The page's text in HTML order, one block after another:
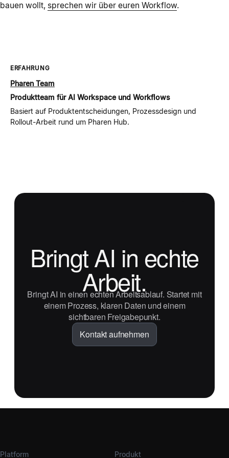
bauen wollt, sprechen wir über euren Workflow.
ERFAHRUNG
Pharen Team
Produktteam für AI Workspace und Workflows
Basiert auf Produktentscheidungen, Prozessdesign und
Rollout-Arbeit rund um Pharen Hub.
Bringt AI in echte
Arbeit.
Bringt AI in einen echten Arbeitsablauf. Startet mit
einem Prozess, klaren Daten und einem
sichtbaren Freigabepunkt.
Kontakt aufnehmen
Platform
Produkt